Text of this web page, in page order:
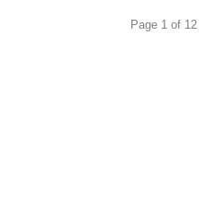
Page 1 of 12